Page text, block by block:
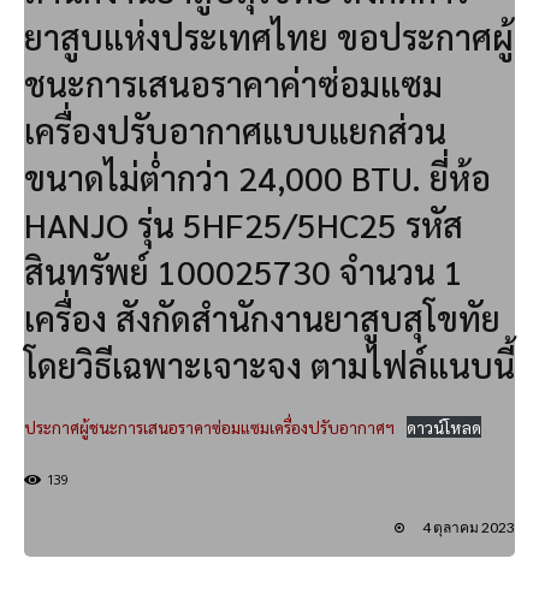
ยาสูบแห่งประเทศไทย ขอประกาศผู้
ชนะการเสนอราคาค่าซ่อมแซม
เครื่องปรับอากาศแบบแยกส่วน
ขนาดไม่ต่ำกว่า 24,000 BTU. ยี่ห้อ
HANJO รุ่น 5HF25/5HC25 รหัส
สินทรัพย์ 100025730 จำนวน 1
เครื่อง สังกัดสำนักงานยาสูบสุโขทัย
โดยวิธีเฉพาะเจาะจง ตามไฟล์แนบนี้
ประกาศผู้ชนะการเสนอราคาซ่อมแซมเครื่องปรับอากาศฯ ดาวน์โหลด
139
4 ตุลาคม 2023